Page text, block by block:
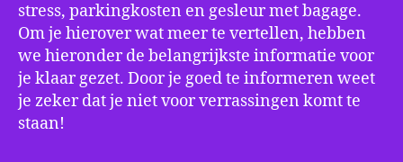
stress, parkingkosten en gesleur met bagage.
Om je hierover wat meer te vertellen, hebben
we hieronder de belangrijkste informatie voor
je klaar gezet. Door je goed te informeren weet
je zeker dat je niet voor verrassingen komt te
staan!